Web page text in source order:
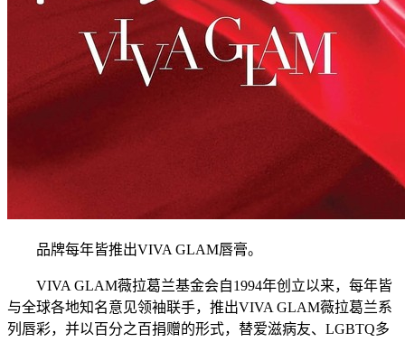
品牌每年皆推出VIVA GLAM唇膏。
VIVA GLAM薇拉葛兰基金会自1994年创立以来，每年皆
与全球各地知名意见领袖联手，推出VIVA GLAM薇拉葛兰系
列唇彩，并以百分之百捐赠的形式，替爱滋病友、LGBTQ多